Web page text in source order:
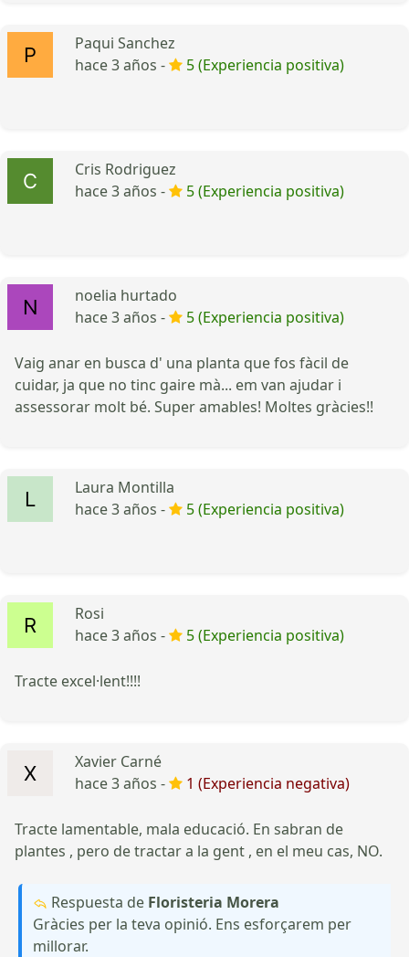
Paqui Sanchez
hace 3 años -
5 (Experiencia positiva)
Cris Rodriguez
hace 3 años -
5 (Experiencia positiva)
noelia hurtado
hace 3 años -
5 (Experiencia positiva)
Vaig anar en busca d' una planta que fos fàcil de
cuidar, ja que no tinc gaire mà... em van ajudar i
assessorar molt bé. Super amables! Moltes gràcies!!
Laura Montilla
hace 3 años -
5 (Experiencia positiva)
Rosi
hace 3 años -
5 (Experiencia positiva)
Tracte excel·lent!!!!
Xavier Carné
hace 3 años -
1 (Experiencia negativa)
Tracte lamentable, mala educació. En sabran de
plantes , pero de tractar a la gent , en el meu cas, NO.
Respuesta de Floristeria Morera
Gràcies per la teva opinió. Ens esforçarem per
millorar.